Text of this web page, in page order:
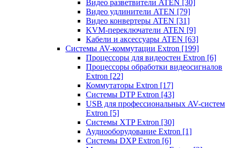
Видео разветвители ATEN [30]
Видео удлинители ATEN [79]
Видео конвертеры ATEN [31]
KVM-переключатели ATEN [9]
Кабели и аксессуары ATEN [63]
Системы AV-коммутации Extron [199]
Процессоры для видеостен Extron [6]
Процессоры обработки видеосигналов
Extron [22]
Коммутаторы Extron [17]
Системы DTP Extron [43]
USB для профессиональных AV-систем
Extron [5]
Системы XTP Extron [30]
Аудиооборудование Extron [1]
Системы DXP Extron [6]